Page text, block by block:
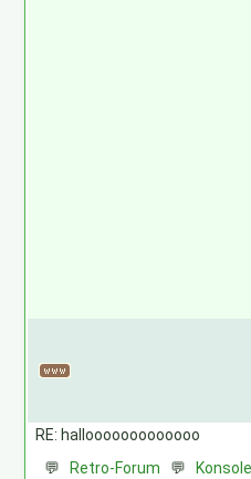
RE: hallooooooooooooo
💬 Retro-Forum 💬